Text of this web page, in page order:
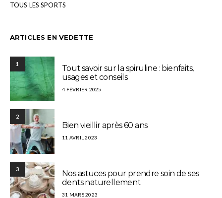
TOUS LES SPORTS
ARTICLES EN VEDETTE
1
Tout savoir sur la spiruline : bienfaits,
usages et conseils
4 FÉVRIER 2025
2
Bien vieillir après 60 ans
11 AVRIL 2023
3
Nos astuces pour prendre soin de ses
dents naturellement
31 MARS 2023